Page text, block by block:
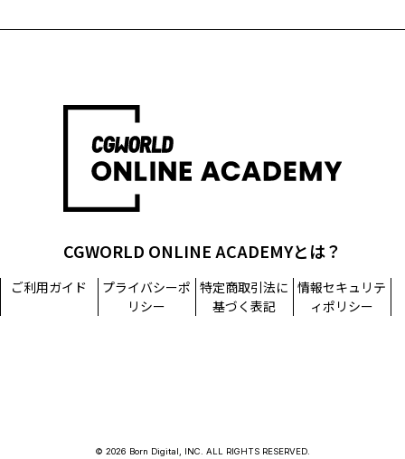
CGWORLD ONLINE ACADEMYとは？
ご利用ガイド
プライバシーポ
リシー
特定商取引法に
基づく表記
情報セキュリテ
ィポリシー
© 2026 Born Digital, INC. ALL RIGHTS RESERVED.